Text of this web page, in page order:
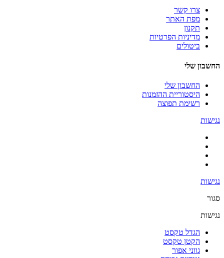
צרו קשר
מפת האתר
תקנון
מדיניות הפרטיות
ביטולים
החשבון שלי
החשבון שלי
היסטוריית ההזמנות
רשימת תפוצה
נגישות
נגישות
סגור
נגישות
הגדל טקסט
הקטן טקסט
גווני אפור